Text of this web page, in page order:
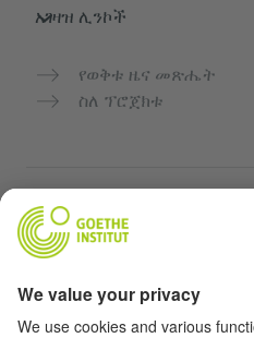
አገዛዝ ሊንኮች
የወቅቱ ዜና መጽሔት
ስለ ፕሮጀክቱ
የGoethe-Institut
የአስተማማኝ መድረክ